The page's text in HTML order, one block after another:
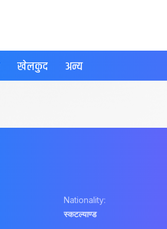
खेलकुद अन्य
Nationality:
स्कटल्याण्ड